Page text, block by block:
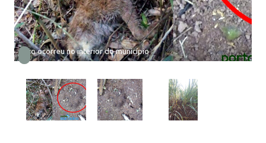
Fato ocorreu no interior do município